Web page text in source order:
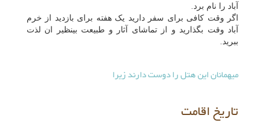
آباد را نام برد.
اگر وقت کافی برای سفر دارید یک هفته برای بازدید از خرم
آباد وقت بگذارید و از تماشای آثار و طبیعت بینظیر ان لذت
ببرید.
میهمانان این هتل را دوست دارند زیرا
تاریخ اقامت